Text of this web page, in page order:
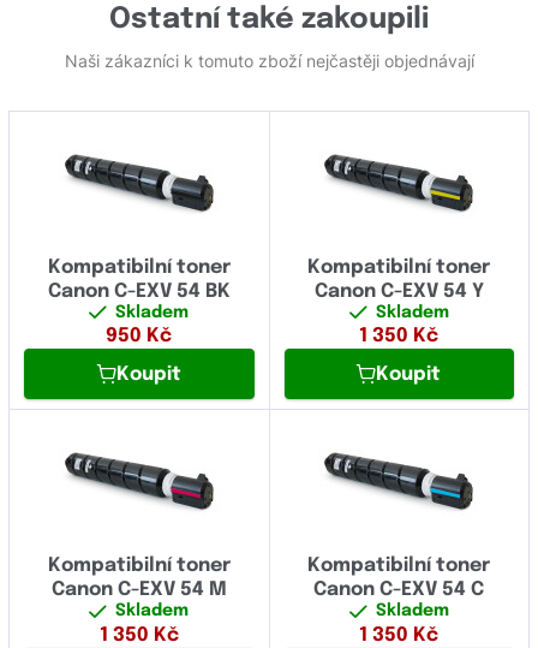
Ostatní také zakoupili
Naši zákazníci k tomuto zboží nejčastěji objednávají
Kompatibilní toner
Canon C-EXV 54 BK
Skladem
950 Kč
Koupit
Kompatibilní toner
Canon C-EXV 54 Y
Skladem
1 350 Kč
Koupit
Kompatibilní toner
Canon C-EXV 54 M
Skladem
1 350 Kč
Kompatibilní toner
Canon C-EXV 54 C
Skladem
1 350 Kč